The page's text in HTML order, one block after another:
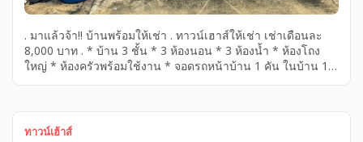
. มาแล้วจ้า!! บ้านพร้อมให้เช่า . ทาวน์เฮาส์ให้เช่า เช่าเดือนละ
8,000 บาท . * บ้าน 3 ชั้น * 3 ห้องนอน * 3 ห้องน้ำ * ห้องโถง
ใหญ่ * ห้องครัวพร้อมใช้งาน * จอดรถหน้าบ้าน 1 คัน ในบ้าน 1
หรือ 081-821-8151 . […]
ทาวน์เฮ้าส์